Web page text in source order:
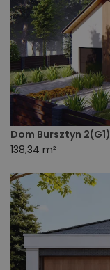
Dom Bursztyn 2(G1)
138,34 m²